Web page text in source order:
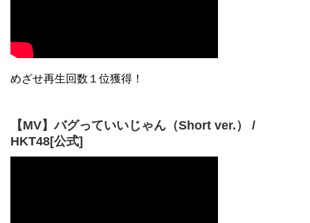
【MV】バグっていいじゃん（Short ver.） /
HKT48[公式]